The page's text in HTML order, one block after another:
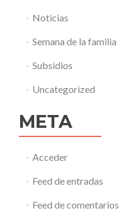
Noticias
Semana de la familia
Subsidios
Uncategorized
META
Acceder
Feed de entradas
Feed de comentarios